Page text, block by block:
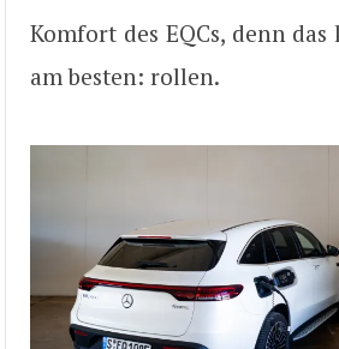
Komfort des EQCs, denn
am besten: rollen.